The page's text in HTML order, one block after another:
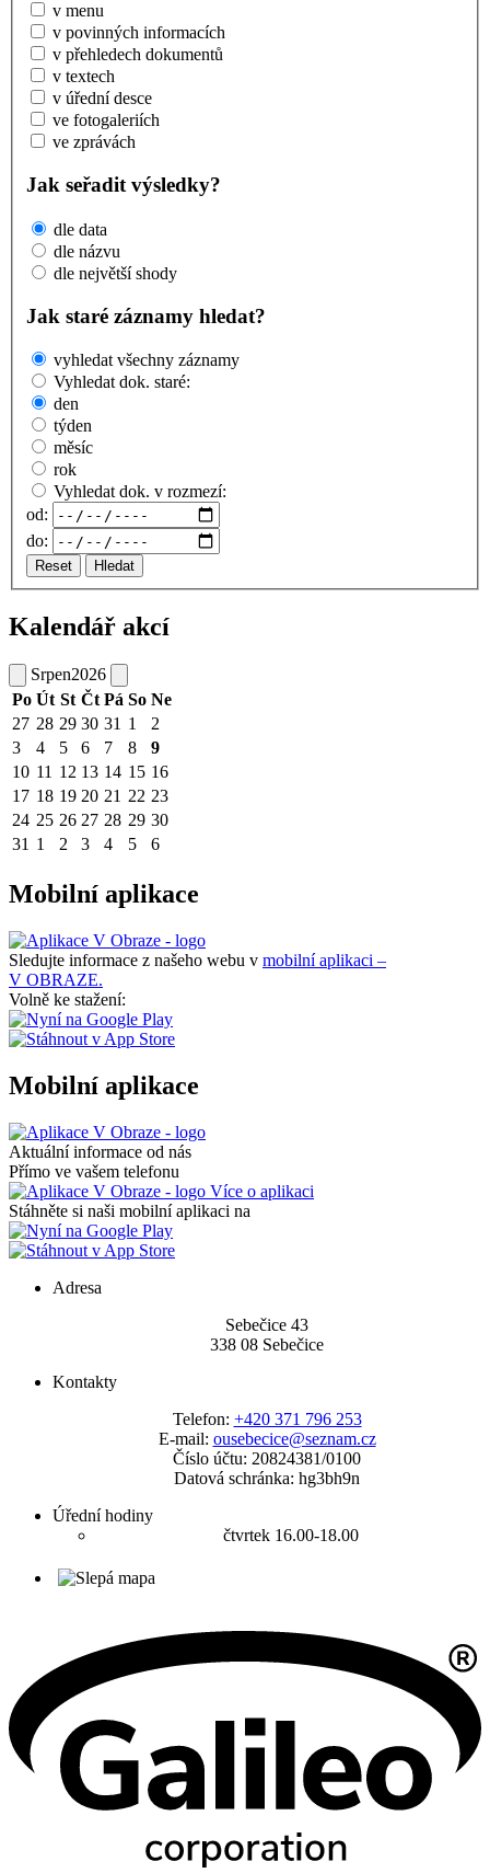
v menu
v povinných informacích
v přehledech dokumentů
v textech
v úřední desce
ve fotogaleriích
ve zprávách
Jak seřadit výsledky?
dle data
dle názvu
dle největší shody
Jak staré záznamy hledat?
vyhledat všechny záznamy
Vyhledat dok. staré:
den
týden
měsíc
rok
Vyhledat dok. v rozmezí:
od:
do:
Reset Hledat
Kalendář akcí
Srpen2026
Po Út St Čt Pá So Ne
27 28 29 30 31 1
2
3
4 5 6 7 8
9
10 11 12 13 14 15 16
17 18 19 20 21 22 23
24 25 26 27 28 29 30
31 1 2 3 4 5 6
Mobilní aplikace
Sledujte informace z našeho webu v mobilní aplikaci –
V OBRAZE.
Volně ke stažení:
Mobilní aplikace
Aktuální informace od nás
Přímo ve vašem telefonu
Více o aplikaci
Stáhněte si naši mobilní aplikaci na
Adresa
Sebečice 43
338 08 Sebečice
Kontakty
Telefon: +420 371 796 253
E-mail: ousebecice@seznam.cz
Číslo účtu: 20824381/0100
Datová schránka: hg3bh9n
Úřední hodiny
čtvrtek 16.00-18.00